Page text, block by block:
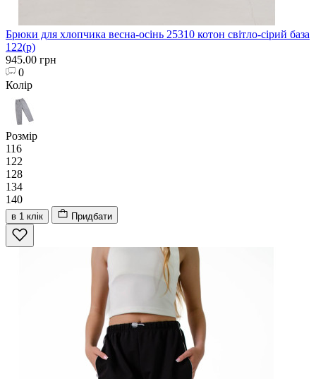
Брюки для хлопчика весна-осінь 25310 котон світло-сірий база
122(р)
945.00 грн
0
Колір
Розмір
116
122
128
134
140
в 1 клік Придбати